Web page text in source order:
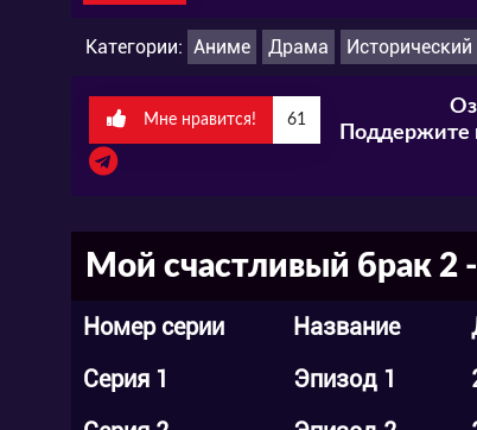
Категории: Аниме Драма Исторический
Мне нравится! 61
Поддержите
Мой счастливый брак 2
Номер серии Название
Серия 1
Эпизод 1